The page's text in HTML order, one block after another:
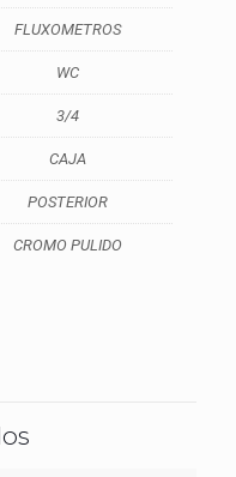
FLUXOMETROS
WC
3/4
CAJA
POSTERIOR
CROMO PULIDO